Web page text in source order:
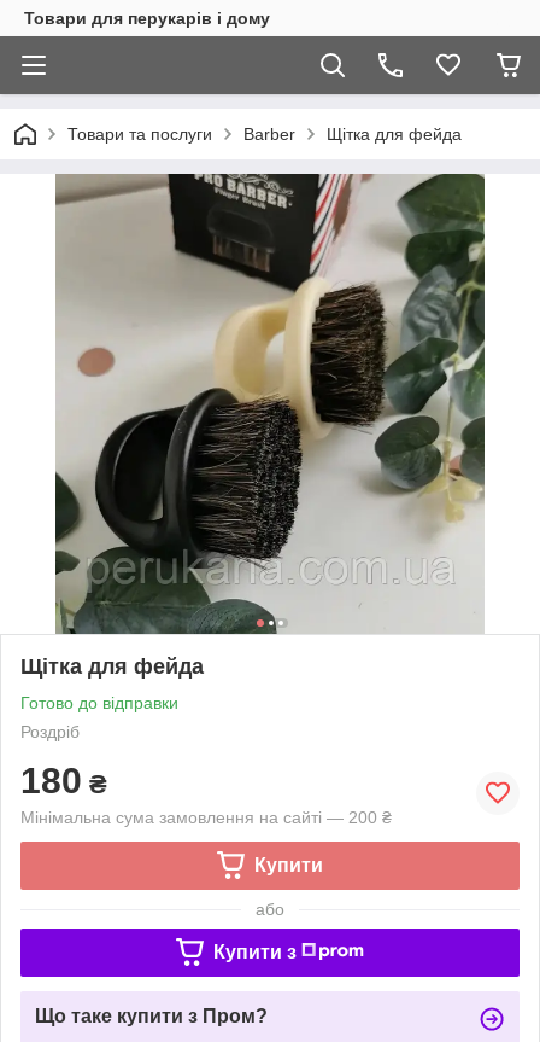
Товари для перукарів і дому
Товари та послуги Barber Щітка для фейда
Щітка для фейда
Готово до відправки
Роздріб
180 ₴
Мінімальна сума замовлення на сайті — 200 ₴
Купити
або
Купити з
Що таке купити з Пром?